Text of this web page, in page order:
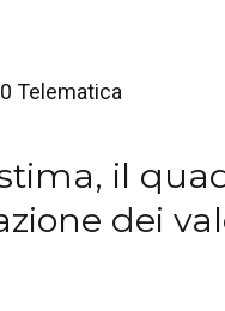
Telematica
il
dei